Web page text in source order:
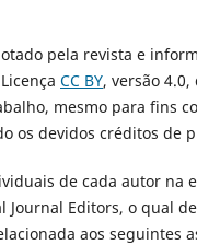
pela revista e
CC BY, versão
mesmo para fins
os devidos créditos de
de cada autor na
Editors, o qual
aos seguintes